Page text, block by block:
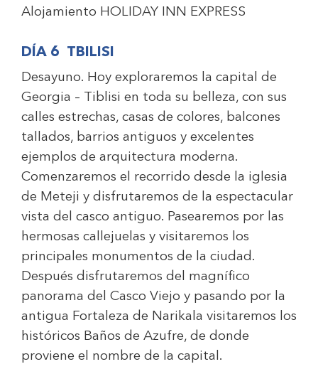
Alojamiento HOLIDAY INN EXPRESS
DÍA 6 TBILISI
Desayuno. Hoy exploraremos la capital de
Georgia – Tiblisi en toda su belleza, con sus
calles estrechas, casas de colores, balcones
tallados, barrios antiguos y excelentes
ejemplos de arquitectura moderna.
Comenzaremos el recorrido desde la iglesia
de Meteji y disfrutaremos de la espectacular
vista del casco antiguo. Pasearemos por las
hermosas callejuelas y visitaremos los
principales monumentos de la ciudad.
Después disfrutaremos del magnífico
panorama del Casco Viejo y pasando por la
antigua Fortaleza de Narikala visitaremos los
históricos Baños de Azufre, de donde
proviene el nombre de la capital.